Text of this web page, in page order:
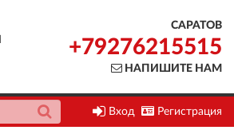
САРАТОВ
+79276215515
НАПИШИТЕ НАМ
Вход Регистрация